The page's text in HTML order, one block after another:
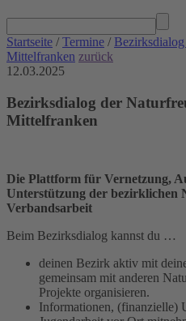
Startseite / Termine /
Mittelfranken zurück
12.03.2025
Bezirksdialog der
Mittelfranken
Die Plattform für Vernetzung,
Unterstützung der bezirklichen
Verbandsarbeit
Beim Bezirksdialog kannst du …
deinen Bezirk aktiv mit
gemeinsam mit anderen
Projekte organisieren.
Informationen, (finanzielle)